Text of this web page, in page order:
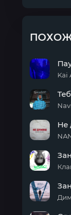
(OST
Kai
искать
думаю
Не
(OST